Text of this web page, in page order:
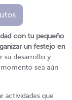
con tu pequeño
un festejo en
su desarrollo y
sea aún
actividades que